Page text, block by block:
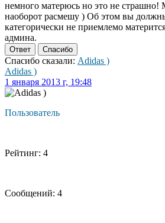
немного матерюсь но это не
наоборот расмешу ) Об этом вы
категорически не приемлемо
админа.
Ответ Спасибо
Спасибо сказали: Adidas )
Adidas )
1 января 2013 г, 19:48
Пользователь
Рейтинг: 4
Сообщений: 4